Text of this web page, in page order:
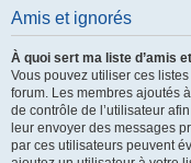
Amis et ignorés
À quoi sert ma liste d’amis
Vous pouvez utiliser ces
forum. Les membres ajoutés
de contrôle de l’utilisateur
leur envoyer des messages
par ces utilisateurs peuvent